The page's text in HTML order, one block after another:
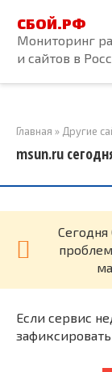
контенту
СБОЙ.РФ
Мониторинг
и сайтов в
Главная » Другие
msun.ru
Если сервис